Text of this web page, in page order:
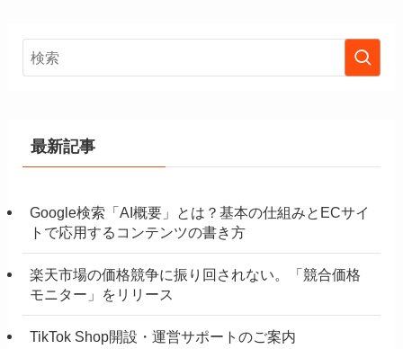
最新記事
Google検索「AI概要」とは？基本の仕組みとECサイ
トで応用するコンテンツの書き方
楽天市場の価格競争に振り回されない。「競合価格
モニター」をリリース
TikTok Shop開設・運営サポートのご案内